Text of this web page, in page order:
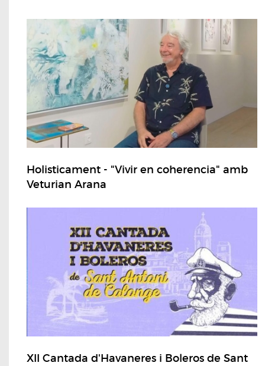
Holisticament - "Vivir en coherencia" amb
Veturian Arana
XII Cantada d'Havaneres i Boleros de Sant